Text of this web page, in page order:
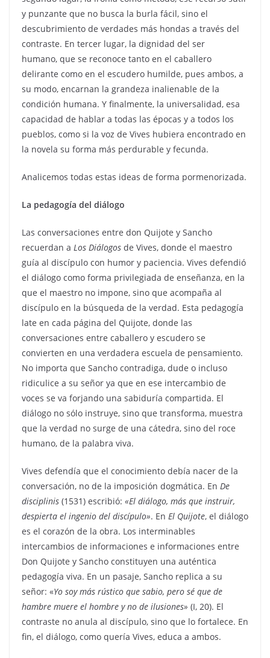
y punzante que no busca la burla fácil, sino el
descubrimiento de verdades más hondas a través del
contraste. En tercer lugar, la dignidad del ser
humano, que se reconoce tanto en el caballero
delirante como en el escudero humilde, pues ambos, a
su modo, encarnan la grandeza inalienable de la
condición humana. Y finalmente, la universalidad, esa
capacidad de hablar a todas las épocas y a todos los
pueblos, como si la voz de Vives hubiera encontrado en
la novela su forma más perdurable y fecunda.
Analicemos todas estas ideas de forma pormenorizada.
La pedagogía del diálogo
Las conversaciones entre don Quijote y Sancho
recuerdan a Los Diálogos de Vives, donde el maestro
guía al discípulo con humor y paciencia. Vives defendió
el diálogo como forma privilegiada de enseñanza, en la
que el maestro no impone, sino que acompaña al
discípulo en la búsqueda de la verdad. Esta pedagogía
late en cada página del Quijote, donde las
conversaciones entre caballero y escudero se
convierten en una verdadera escuela de pensamiento.
No importa que Sancho contradiga, dude o incluso
ridiculice a su señor ya que en ese intercambio de
voces se va forjando una sabiduría compartida. El
diálogo no sólo instruye, sino que transforma, muestra
que la verdad no surge de una cátedra, sino del roce
humano, de la palabra viva.
Vives defendía que el conocimiento debía nacer de la
conversación, no de la imposición dogmática. En De
disciplinis (1531) escribió: «El diálogo, más que instruir,
despierta el ingenio del discípulo». En El Quijote, el diálogo
es el corazón de la obra. Los interminables
intercambios de informaciones e informaciones entre
Don Quijote y Sancho constituyen una auténtica
pedagogía viva. En un pasaje, Sancho replica a su
señor: «Yo soy más rústico que sabio, pero sé que de
hambre muere el hombre y no de ilusiones» (I, 20). El
contraste no anula al discípulo, sino que lo fortalece. En
fin, el diálogo, como quería Vives, educa a ambos.